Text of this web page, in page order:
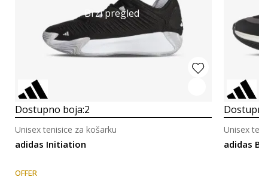
Brzi pregled
Dostupno boja:2
adidas Initiation
Unisex tenisice za košarku
OFFER
adidas
Unisex